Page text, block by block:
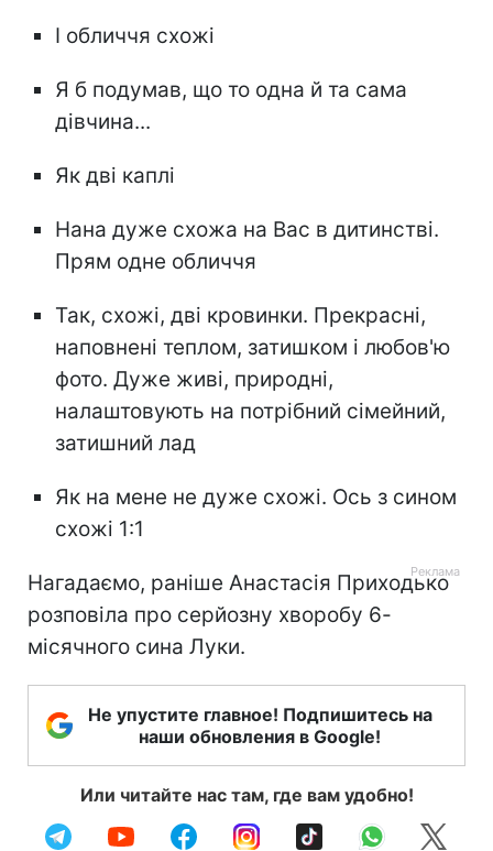
І обличчя схожі
Я б подумав, що то одна й та сама
дівчина...
Як дві каплі
Нана дуже схожа на Вас в дитинстві.
Прям одне обличчя
Так, схожі, дві кровинки. Прекрасні,
наповнені теплом, затишком і любов'ю
фото. Дуже живі, природні,
налаштовують на потрібний сімейний,
затишний лад
Як на мене не дуже схожі. Ось з сином
схожі 1:1
Нагадаємо, раніше Анастасія Приходько
розповіла про серйозну хворобу 6-
місячного сина Луки.
Не упустите главное! Подпишитесь на
наши обновления в Google!
Или читайте нас там, где вам удобно!